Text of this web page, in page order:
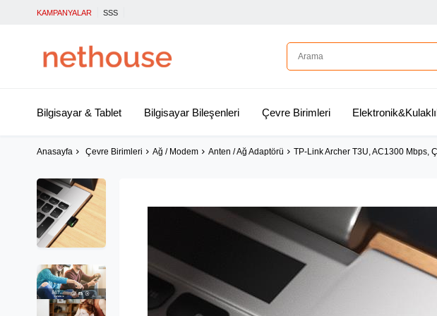
KAMPANYALAR SSS
Bilgisayar & Tablet Bilgisayar Bileşenleri Çevre Birimleri
Anasayfa Çevre Birimleri Ağ / Modem Anten / Ağ Adaptörü TP-Link Archer T3U, AC1300 Mbps,